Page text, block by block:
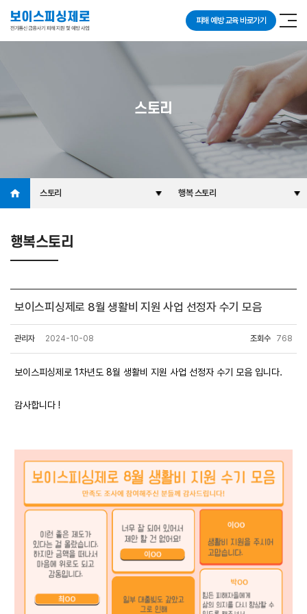
피해 예방 교육 바로가기
스토리
스토리 행복 스토리
행복스토리
보이스피싱제로 8월 생활비 지원 사업 선정자 수기 모음
관리자 2024-10-08 조회수 768
보이스피싱제로 1차년도 8월 생활비 지원 사업 선정자 수기 모음 입니다.
감사합니다 !